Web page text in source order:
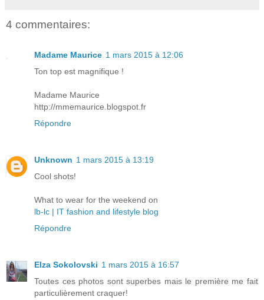
4 commentaires:
Madame Maurice 1 mars 2015 à 12:06
Ton top est magnifique !
Madame Maurice
http://mmemaurice.blogspot.fr
Répondre
Unknown 1 mars 2015 à 13:19
Cool shots!
What to wear for the weekend on
lb-lc | IT fashion and lifestyle blog
Répondre
Elza Sokolovski 1 mars 2015 à 16:57
Toutes ces photos sont superbes mais le première me fait
particulièrement craquer!